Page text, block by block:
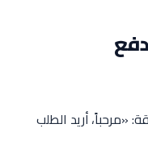
«مرحباً، أريد الطلب